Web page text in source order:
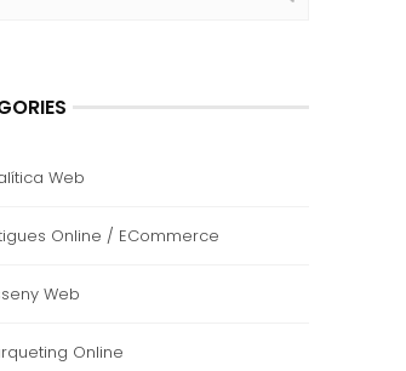
Web
Online / ECommerce
Web
Online